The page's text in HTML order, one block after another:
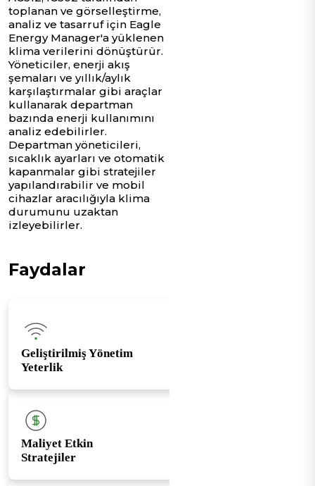
toplanan ve görselleştirme,
analiz ve tasarruf için Eagle
Energy Manager'a yüklenen
klima verilerini dönüştürür.
Yöneticiler, enerji akış
şemaları ve yıllık/aylık
karşılaştırmalar gibi araçlar
kullanarak departman
bazında enerji kullanımını
analiz edebilirler.
Departman yöneticileri,
sıcaklık ayarları ve otomatik
kapanmalar gibi stratejiler
yapılandırabilir ve mobil
cihazlar aracılığıyla klima
durumunu uzaktan
izleyebilirler.
Faydalar
Geliştirilmiş Yönetim
Yeterlik
Maliyet Etkin
Stratejiler